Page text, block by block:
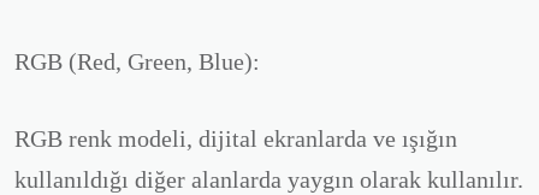
RGB (Red, Green, Blue):
RGB renk modeli, dijital ekranlarda ve ışığın
kullanıldığı diğer alanlarda yaygın olarak kullanılır.